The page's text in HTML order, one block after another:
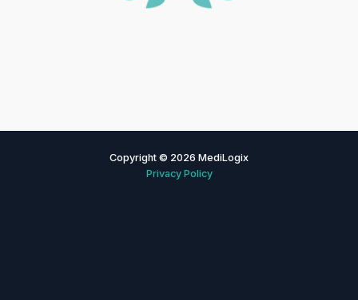
Copyright © 2026 MediLogix
Privacy Policy